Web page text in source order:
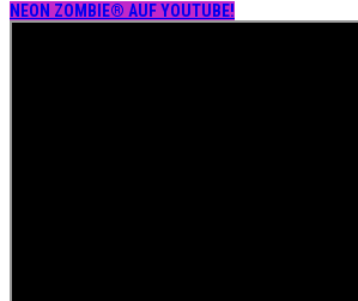
NEON ZOMBIE® AUF YOUTUBE!